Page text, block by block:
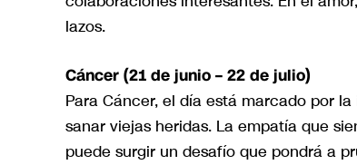
lazos.
Cáncer (21 de junio – 22 de julio)
Para Cáncer, el día está marcado por
sanar viejas heridas. La empatía que
puede surgir un desafío que pondrá a